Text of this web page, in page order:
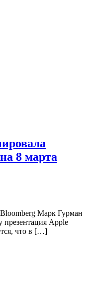
8 марта
Марк Гурман
презентация Apple
что в […]